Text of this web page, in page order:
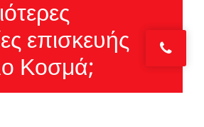
επισκευής
Κοσμά;